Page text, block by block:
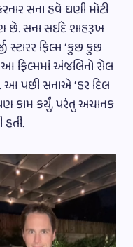
સના હવે ઘણી મોટી
સના સઈદે શાહરૂખ
સ્ટારર ફિલ્મ ‘કુછ કુછ
આ ફિલ્મમાં અંજલિનો રોલ
આ પછી સનાએ ‘હર દિલ
કામ કર્યું, પરંતુ અચાનક
હતી.